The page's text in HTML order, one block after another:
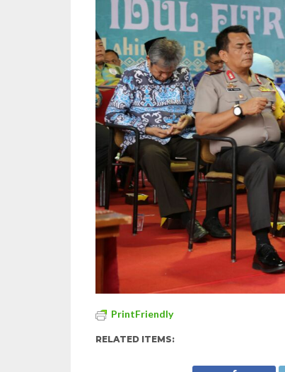
PrintFriendly
RELATED ITEMS: